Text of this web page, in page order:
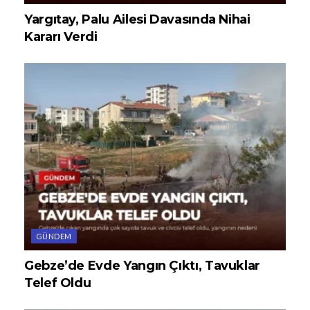
Yargıtay, Palu Ailesi Davasında Nihai
Kararı Verdi
GÜNDEM
Gebze’de Evde Yangın Çıktı, Tavuklar
Telef Oldu